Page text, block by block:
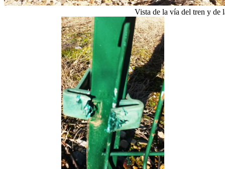
Vista de la vía del tren y de